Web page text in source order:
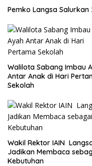
Pemko Langsa Salurkan
Walilota Sabang Imbau
Antar Anak di Hari
Sekolah
Wakil Rektor IAIN
Jadikan Membaca
Kebutuhan